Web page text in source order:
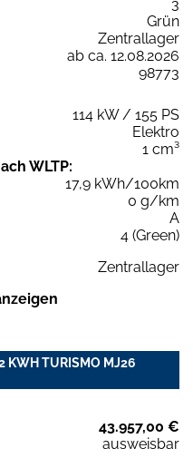
3
Grün
Zentrallager
ab ca. 12.08.2026
98773
114 kW / 155 PS
Elektro
1 cm³
WLTP:
17,9 kWh/100km
0 g/km
A
4 (Green)
Zentrallager
KWH TURISMO MJ26
43.957,00 €
ausweisbar